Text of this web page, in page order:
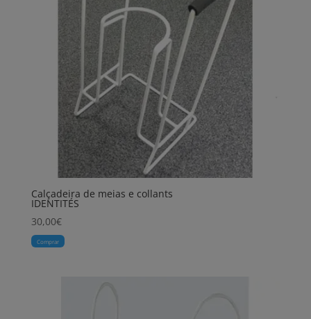
Calçadeira de meias e collants
IDENTITÉS
30,00€
Comprar